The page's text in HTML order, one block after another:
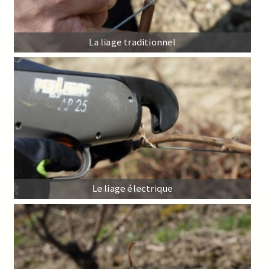
La liage traditionnel
Le liage électrique